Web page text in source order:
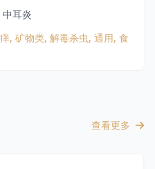
耳炎
, 矿物类, 解毒杀虫, 通用, 食
查看更多